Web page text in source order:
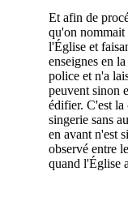
Et afin de
qu'on nommait
l'Église et
enseignes en
police et n'a
peuvent sinon
édifier. C'est
singerie sans
en avant n'est
observé entre
quand l'Église